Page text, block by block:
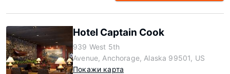
Hotel Captain Cook
939 West 5th
Avenue, Anchorage, Alaska 99501, US
Покажи карта